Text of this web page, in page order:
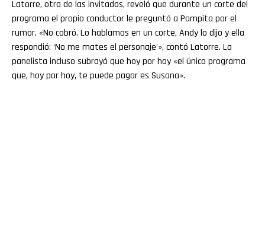
Latorre, otra de las invitadas, reveló que durante un corte del
programa el propio conductor le preguntó a Pampita por el
rumor. «No cobró. Lo hablamos en un corte, Andy lo dijo y ella
respondió: ‘No me mates el personaje'», contó Latorre. La
panelista incluso subrayó que hoy por hoy «el único programa
que, hoy por hoy, te puede pagar es Susana».